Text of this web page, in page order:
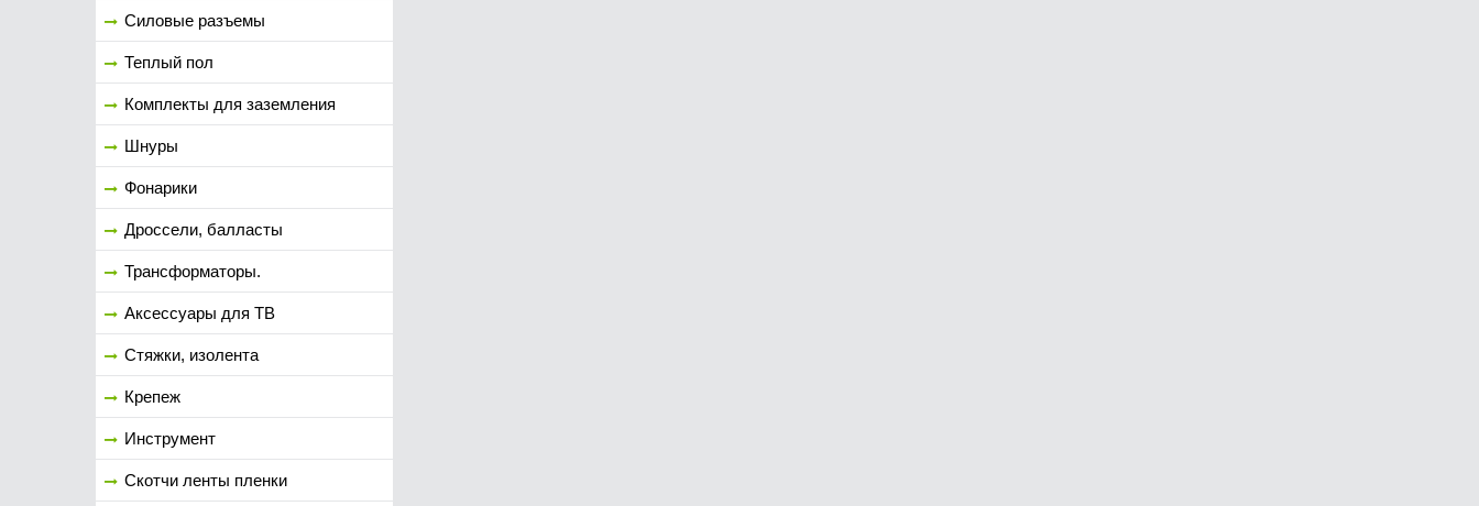
Силовые разъемы
Теплый пол
Комплекты для заземления
Шнуры
Фонарики
Дроссели, балласты
Трансформаторы.
Аксессуары для ТВ
Стяжки, изолента
Крепеж
Инструмент
Скотчи ленты пленки